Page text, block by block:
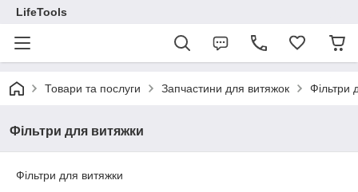
LifeTools
Товари та послуги Запчастини для витяжок Фільтри
Фільтри для витяжки
Фільтри для витяжки